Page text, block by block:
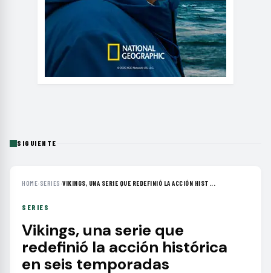
SIGUIENTE
HOME› SERIES ›VIKINGS, UNA SERIE QUE REDEFINIÓ LA ACCIÓN HIST...
SERIES
Vikings, una serie que
redefinió la acción histórica
en seis temporadas